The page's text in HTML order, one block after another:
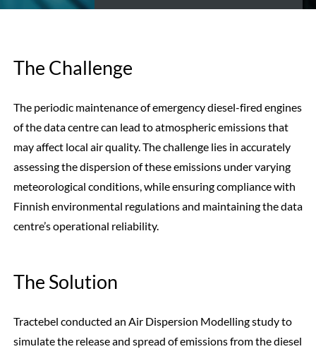
The Challenge
The periodic maintenance of emergency diesel-fired engines
of the data centre can lead to atmospheric emissions that
may affect local air quality. The challenge lies in accurately
assessing the dispersion of these emissions under varying
meteorological conditions, while ensuring compliance with
Finnish environmental regulations and maintaining the data
centre’s operational reliability.
The Solution
Tractebel conducted an Air Dispersion Modelling study to
simulate the release and spread of emissions from the diesel